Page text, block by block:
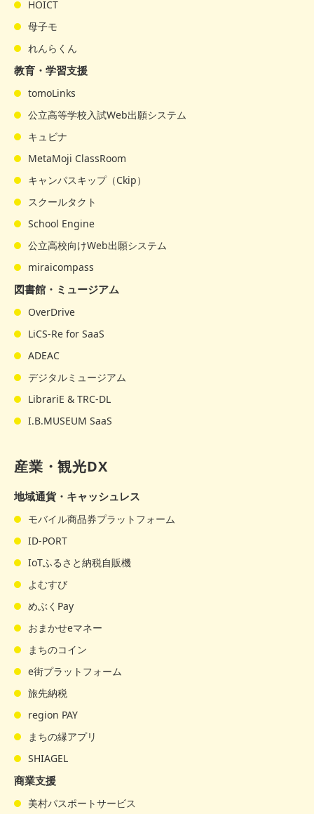
HOICT
母子モ
れんらくん
教育・学習支援
tomoLinks
公立高等学校入試Web出願システム
キュビナ
MetaMoji ClassRoom
キャンパスキップ（Ckip）
スクールタクト
School Engine
公立高校向けWeb出願システム
miraicompass
図書館・ミュージアム
OverDrive
LiCS-Re for SaaS
ADEAC
デジタルミュージアム
LibrariE & TRC-DL
I.B.MUSEUM SaaS
産業・観光DX
地域通貨・キャッシュレス
モバイル商品券プラットフォーム
ID-PORT
IoTふるさと納税自販機
よむすび
めぶくPay
おまかせeマネー
まちのコイン
e街プラットフォーム
旅先納税
region PAY
まちの縁アプリ
SHIAGEL
商業支援
美村パスポートサービス